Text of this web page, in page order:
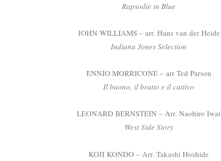
Rapsodie in Blue
JOHN WILLIAMS – arr. Hans van der Heide
Indiana Jones Selection
ENNIO MORRICONE – arr Ted Parson
Il buono, il brutto e il cattivo
LEONARD BERNSTEIN – Arr. Naohiro Iwai
West Side Story
KOJI KONDO – Arr. Takashi Hoshide